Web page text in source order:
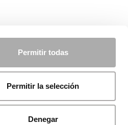
Permitir todas
Permitir la selección
Denegar